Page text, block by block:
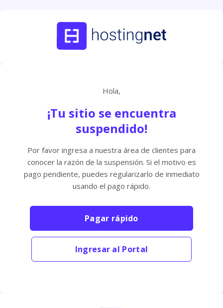
Hola,
¡Tu sitio se encuentra
suspendido!
Por favor ingresa a nuestra área de clientes para
conocer la razón de la suspensión. Si el motivo es
pago pendiente, puedes regularizarlo de inmediato
usando el pago rápido.
Pagar rápido
Ingresar al Portal